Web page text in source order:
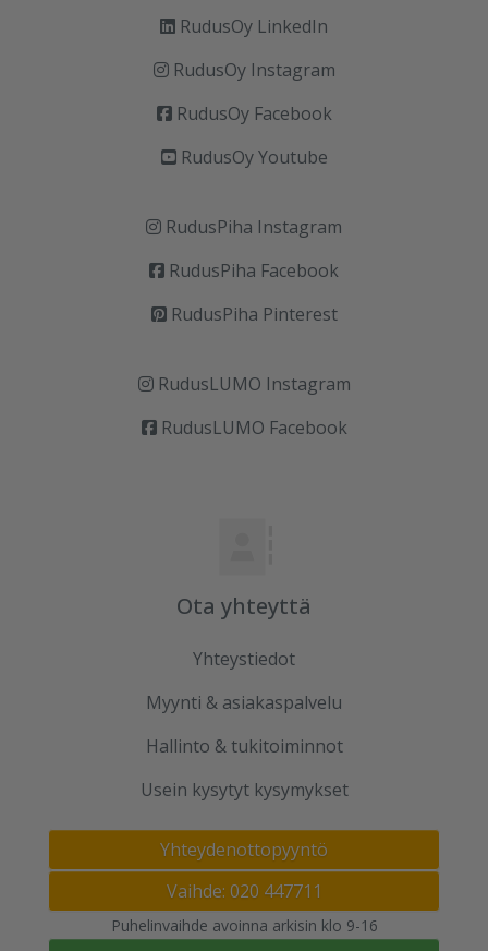
RudusOy LinkedIn
RudusOy Instagram
RudusOy Facebook
RudusOy Youtube
RudusPiha Instagram
RudusPiha Facebook
RudusPiha Pinterest
RudusLUMO Instagram
RudusLUMO Facebook
Ota yhteyttä
Yhteystiedot
Myynti & asiakaspalvelu
Hallinto & tukitoiminnot
Usein kysytyt kysymykset
Yhteydenottopyyntö
Vaihde: 020 447711
Puhelinvaihde avoinna arkisin klo 9-16